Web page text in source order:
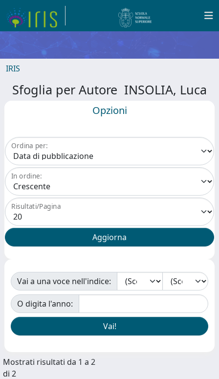
IRIS
Sfoglia per Autore INSOLIA, Luca
Opzioni
Ordina per:
In ordine:
Risultati/Pagina
Vai a una voce nell'indice:
O digita l'anno:
Mostrati risultati da 1 a 2
di 2